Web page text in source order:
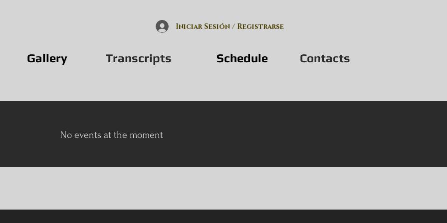
Iniciar Sesión / Registrarse
Contacts
Schedule
Transcripts
Gallery
No events at the moment